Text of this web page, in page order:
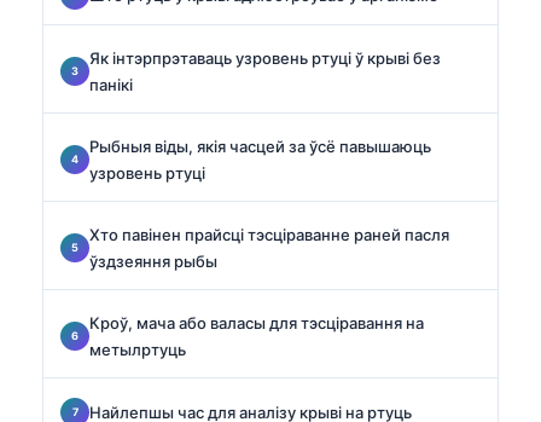
Як інтэрпрэтаваць узровень ртуці ў крыві без
панікі
Рыбныя віды, якія часцей за ўсё павышаюць
узровень ртуці
Хто павінен прайсці тэсціраванне раней пасля
ўздзеяння рыбы
Кроў, мача або валасы для тэсціравання на
метылртуць
Найлепшы час для аналізу крыві на ртуць